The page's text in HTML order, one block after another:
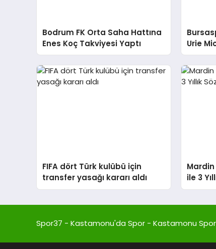
Bodrum FK Orta Saha Hattına
Enes Koç Takviyesi Yaptı
Urie
FIFA dört Türk kulübü için
transfer yasağı kararı aldı
Mardin
ile 3
Spor37 - Kastamonu'da Spor - Kastamonu